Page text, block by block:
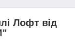
Лофт від